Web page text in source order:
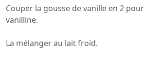
Couper la gousse de vanille en 2
vanilline.
La mélanger au lait froid.